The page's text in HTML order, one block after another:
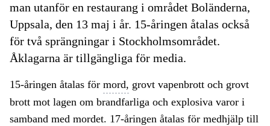
man utanför en restaurang i området Boländerna,
Uppsala, den 13 maj i år. 15-åringen åtalas också
för två sprängningar i Stockholmsområdet.
Åklagarna är tillgängliga för media.
15-åringen åtalas för mord, grovt vapenbrott och grovt
brott mot lagen om brandfarliga och explosiva varor i
samband med mordet. 17-åringen åtalas för medhjälp till